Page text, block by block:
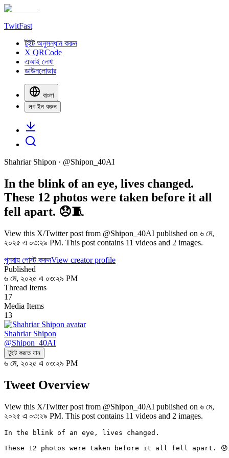
TwitFast
টুইট অনুসন্ধান করুন
X QRCode
এআই লেখা
ডাউনলোডার
বাংলা
লগ ইন করুন
Shahriar Shipon · @Shipon_40AI
In the blink of an eye, lives changed.
These 12 photos were taken before it all
fell apart. 😞🧵
View this X/Twitter post from @Shipon_40AI published on ৬ মে,
২০২৫ এ ০৩:২৯ PM. This post contains 11 videos and 2 images.
পুনরায় পোস্ট করুনView creator profile
Published
৬ মে, ২০২৫ এ ০৩:২৯ PM
Thread Items
17
Media Items
13
Shahriar Shipon
@Shipon_40AI
টুইট করতে যান
৬ মে, ২০২৫ এ ০৩:২৯ PM
Tweet Overview
View this X/Twitter post from @Shipon_40AI published on ৬ মে,
২০২৫ এ ০৩:২৯ PM. This post contains 11 videos and 2 images.
In the blink of an eye, lives changed.
These 12 photos were taken before it all fell apart.